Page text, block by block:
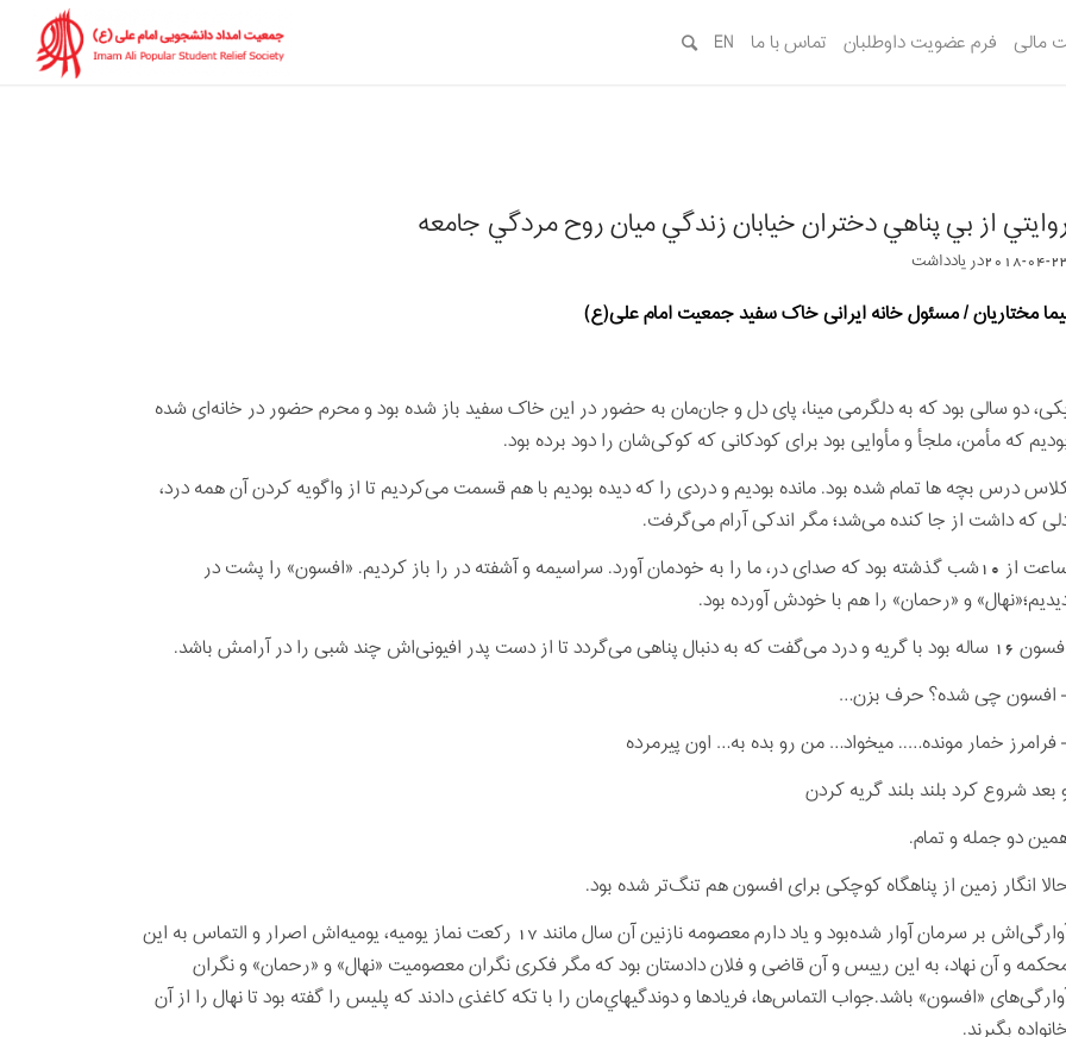
مالی فرم عضویت داوطلبان تماس با ما EN
از بي پناهي دختران خيابان زندگي ميان روح مردگي جامعه
2018-04-دریادداشت‌‌‌‌‌‌‌
مختاریان / مسئول خانه ایرانی خاک سفید جمعیت امام علی(ع)
دو سالی بود که به دلگرمی مینا، پای دل و جان‌مان به حضور در این خاک سفید باز شده بود و محرم حضور در خانه‌ای شده
که مأمن، ملجأ و مأوایی بود برای کودکانی که کوکی‌شان را دود برده بود.
درس بچه ها تمام شده بود. مانده بودیم و دردی را که دیده بودیم با هم قسمت می‌کردیم تا از واگویه کردن آن همه درد،
که داشت از جا کنده می‌شد؛ مگر اندکی آرام می‌گرفت.
ساعت از 10شب گذشته بود که صدای در، ما را به خودمان آورد. سراسیمه و آشفته در را باز کردیم. «افسون» را پشت در
و «رحمان» را هم با خودش آورده بود.
و درد می‌گفت که به دنبال پناهی می‌گردد تا از دست پدر افیونی‌اش چند شبی را در آرامش باشد.
افسون چی شده؟ حرف بزن…
فرامرز خمار مونده….. میخواد… من رو بده به… اون پیرمرده
بعد شروع کرد بلند بلند گریه کردن
دو جمله و تمام.
انگار زمین از پناهگاه کوچکی برای افسون هم تنگ‌تر شده بود.
آوارگی‌اش بر سرمان آوار شده‌بود و یاد دارم معصومه نازنین آن سال مانند 17 رکعت نماز یومیه، یومیه‌اش اصرار و التماس به اين
و آن نهاد، به این ريیس و آن قاضی و فلان دادستان بود که مگر فکری نگران معصومیت «نهال» و «رحمان» و نگران
آوارگی‌های «افسون» باشد.جواب التماس‌ها، فریادها و دوندگی‎هاي‌مان را با تکه کاغذی دادند که پلیس را گفته بود تا نهال را از آن